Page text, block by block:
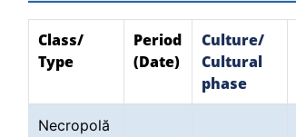
Class/
Type
Period
(Date)
Culture/
Cultural
phase
Necropolă